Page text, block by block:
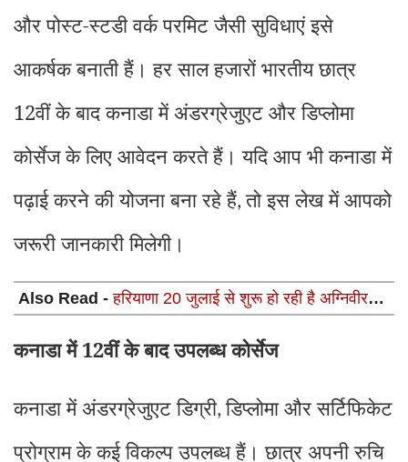
और पोस्ट-स्टडी वर्क परमिट जैसी सुविधाएं इसे
आकर्षक बनाती हैं। हर साल हजारों भारतीय छात्र
12वीं के बाद कनाडा में अंडरग्रेजुएट और डिप्लोमा
कोर्सेज के लिए आवेदन करते हैं। यदि आप भी कनाडा में
पढ़ाई करने की योजना बना रहे हैं,तो इस लेख में आपको
जरूरी जानकारी मिलेगी।
Also Read -हरियाणा 20 जुलाई से शुरू हो रही है अग्निवीर
भर्ती 2026, अभ्यर्थी तैयार कर लें ये 5 जरूरी डॉक्यूमेंट्स
कनाडा में 12वीं के बाद उपलब्ध कोर्सेज
कनाडा में अंडरग्रेजुएट डिग्री,डिप्लोमा और सर्टिफिकेट
प्रोग्राम के कई विकल्प उपलब्ध हैं। छात्र अपनी रुचि